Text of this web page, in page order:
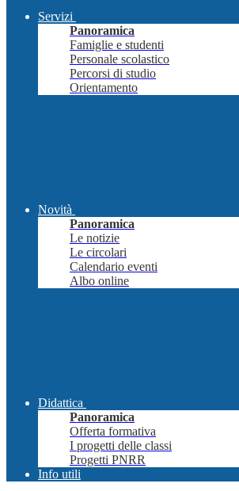
Servizi
Panoramica
Famiglie e studenti
Personale scolastico
Percorsi di studio
Orientamento
Novità
Panoramica
Le notizie
Le circolari
Calendario eventi
Albo online
Didattica
Panoramica
Offerta formativa
I progetti delle classi
Progetti PNRR
Info utili